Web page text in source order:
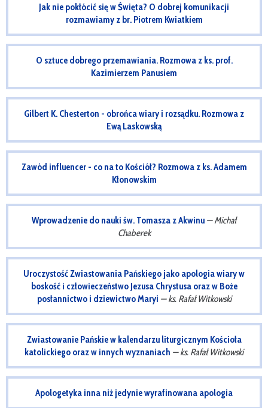
Jak nie pokłócić się w Święta? O dobrej komunikacji
rozmawiamy z br. Piotrem Kwiatkiem
O sztuce dobrego przemawiania. Rozmowa z ks. prof.
Kazimierzem Panusiem
Gilbert K. Chesterton - obrońca wiary i rozsądku. Rozmowa z
Ewą Laskowską
Zawód influencer - co na to Kościół? Rozmowa z ks. Adamem
Kłonowskim
Wprowadzenie do nauki św. Tomasza z Akwinu — Michał
Chaberek
Uroczystość Zwiastowania Pańskiego jako apologia wiary w
boskość i człowieczeństwo Jezusa Chrystusa oraz w Boże
posłannictwo i dziewictwo Maryi — ks. Rafał Witkowski
Zwiastowanie Pańskie w kalendarzu liturgicznym Kościoła
katolickiego oraz w innych wyznaniach — ks. Rafał Witkowski
Apologetyka inna niż jedynie wyrafinowana apologia